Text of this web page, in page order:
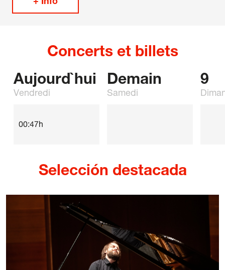
Amis
Informations
Mention légale
Politique de confidentialité
Politique de Cookies
+ Info
Concerts et billets
Aujourd`hui
Vendredi
00:47h
Demain
Samedi
9
Selección destacada